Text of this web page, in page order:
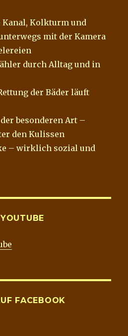
Kanal, Kolkturm und
mit der Kamera
durch Alltag und in
der Bäder läuft
besonderen Art –
den Kulissen
– wirklich sozial und
FACEBOOK